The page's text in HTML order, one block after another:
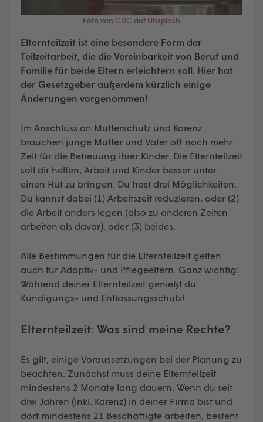
Foto von CDC auf Unsplash
Elternteilzeit ist eine besondere Form der
Teilzeitarbeit, die die Vereinbarkeit von Beruf und
Familie für beide Eltern erleichtern soll. Hier hat
der Gesetzgeber außerdem kürzlich einige
Änderungen vorgenommen!
Im Anschluss an Mutterschutz und Karenz
brauchen junge Mütter und Väter oft noch mehr
Zeit für die Betreuung ihrer Kinder. Die Elternteilzeit
soll dir helfen, Arbeit und Kinder besser unter
einen Hut zu bringen. Du hast drei Möglichkeiten:
Du kannst dabei (1) Arbeitszeit reduzieren, oder (2)
die Arbeit anders legen (also zu anderen Zeiten
arbeiten als davor), oder (3) beides.
Alle Bestimmungen für die Elternteilzeit gelten
auch für Adoptiv- und Pflegeeltern. Ganz wichtig:
Während deiner Elternteilzeit genießt du
Kündigungs- und Entlassungsschutz!
Elternteilzeit: Was sind meine Rechte?
Es gilt, einige Voraussetzungen bei der Planung zu
beachten. Zunächst muss deine Elternteilzeit
mindestens 2 Monate lang dauern. Wenn du seit
drei Jahren (inkl. Karenz) in deiner Firma bist und
dort mindestens 21 Beschäftigte arbeiten, besteht